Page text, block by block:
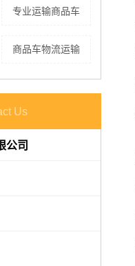
专业运输商品车
商品车物流运输
Us
公司